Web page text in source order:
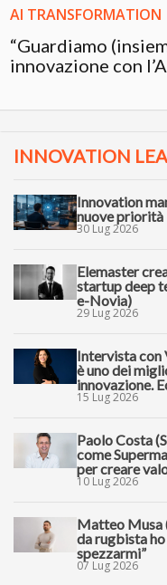
AI TRANSFORMATION
“Guardiamo
innovazione con
INNOVATION
Innovation
nuove priorità
30 Lug 2026
Elemaster
startup deep
e-Novia)
29 Lug 2026
Intervista con
è uno dei
innovazione.
15 Lug 2026
Paolo Costa
come
per creare
10 Lug 2026
Matteo Musa
da rugbista
spezzarmi”
07 Lug 2026